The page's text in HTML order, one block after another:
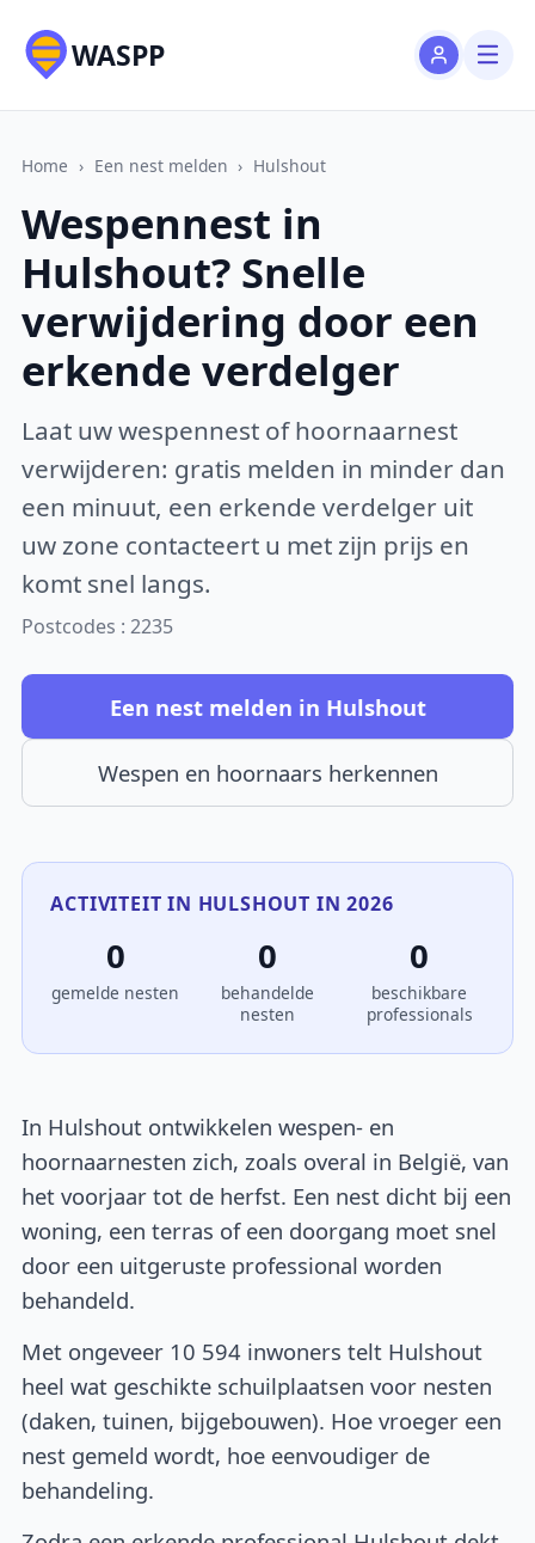
WASPP
Home › Een nest melden › Hulshout
Wespennest in
Hulshout? Snelle
verwijdering door een
erkende verdelger
Laat uw wespennest of hoornaarnest
verwijderen: gratis melden in minder dan
een minuut, een erkende verdelger uit
uw zone contacteert u met zijn prijs en
komt snel langs.
Postcodes : 2235
Een nest melden in Hulshout
Wespen en hoornaars herkennen
ACTIVITEIT IN HULSHOUT IN 2026
0
gemelde nesten
0
behandelde
nesten
0
beschikbare
professionals
In Hulshout ontwikkelen wespen- en
hoornaarnesten zich, zoals overal in België, van
het voorjaar tot de herfst. Een nest dicht bij een
woning, een terras of een doorgang moet snel
door een uitgeruste professional worden
behandeld.
Met ongeveer 10 594 inwoners telt Hulshout
heel wat geschikte schuilplaatsen voor nesten
(daken, tuinen, bijgebouwen). Hoe vroeger een
nest gemeld wordt, hoe eenvoudiger de
behandeling.